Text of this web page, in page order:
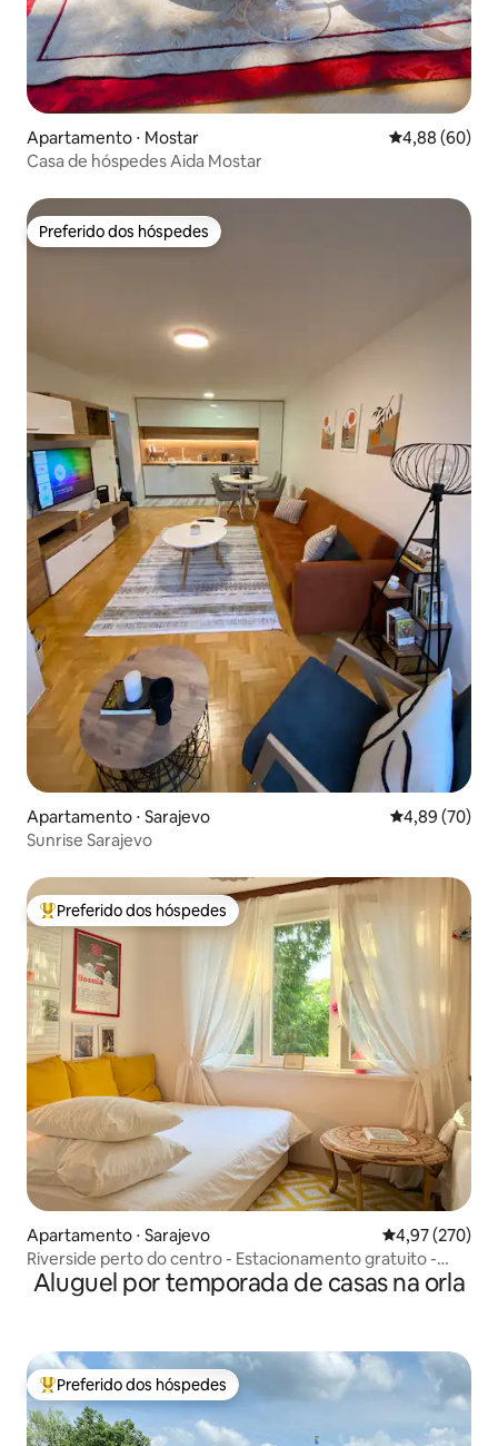
Apartamento ⋅ Mostar 4,88 de uma
4,88 (60)
Casa de hóspedes Aida Mostar
Preferido dos hóspedes
Preferido dos hóspedes
Apartamento ⋅ Sarajevo 4,89 de uma
4,89 (70)
Sunrise Sarajevo
Entre os melhores preferidos dos hóspedes
Preferido dos hóspedes
Apartamento ⋅ Sarajevo 4,97 de uma
4,97 (270)
Riverside perto do centro - Estacionamento gratuito -
Varanda
Aluguel por temporada de casas na orla
Entre os melhores preferidos dos hóspedes
Preferido dos hóspedes